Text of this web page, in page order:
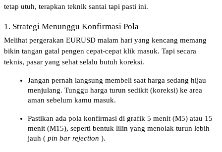
tetap utuh, terapkan teknik santai tapi pasti ini.
1. Strategi Menunggu Konfirmasi Pola
Melihat pergerakan EURUSD malam hari yang kencang memang
bikin tangan gatal pengen cepat-cepat klik masuk. Tapi secara
teknis, pasar yang sehat selalu butuh koreksi.
Jangan pernah langsung membeli saat harga sedang hijau
menjulang. Tunggu harga turun sedikit (koreksi) ke area
aman sebelum kamu masuk.
Pastikan ada pola konfirmasi di grafik 5 menit (M5) atau 15
menit (M15), seperti bentuk lilin yang menolak turun lebih
jauh ( pin bar rejection ).